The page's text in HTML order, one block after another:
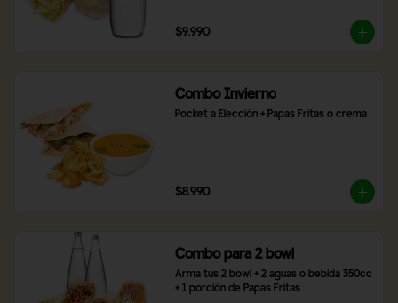
$9.990
Combo Invierno
Pocket a Elección + Papas Fritas o crema
$8.990
Combo para 2 bowl
Arma tus 2 bowl + 2 aguas o bebida 350cc
+ 1 porción de Papas Fritas